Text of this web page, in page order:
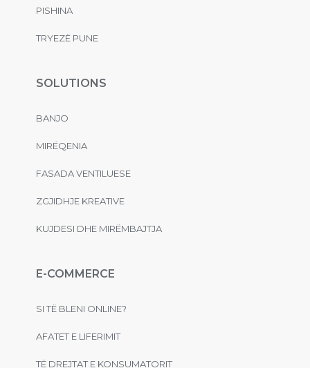
PISHINA
TRYEZË PUNE
SOLUTIONS
BANJO
MIRËQENIA
FASADA VENTILUESE
ZGJIDHJE KREATIVE
KUJDESI DHE MIRËMBAJTJA
E-COMMERCE
SI TË BLENI ONLINE?
AFATET E LIFERIMIT
TË DREJTAT E KONSUMATORIT